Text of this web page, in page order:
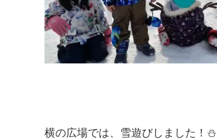
横の広場では、雪遊びしました！⛄